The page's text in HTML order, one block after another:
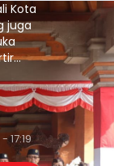
Kota
juga
17:19